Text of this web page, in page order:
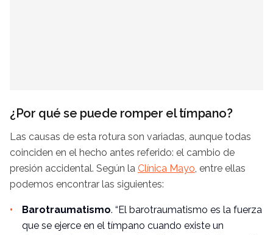
¿Por qué se puede romper el tímpano?
Las causas de esta rotura son variadas, aunque todas
coinciden en el hecho antes referido: el cambio de
presión accidental. Según la Clínica Mayo, entre ellas
podemos encontrar las siguientes:
Barotraumatismo. “El barotraumatismo es la fuerza
que se ejerce en el tímpano cuando existe un